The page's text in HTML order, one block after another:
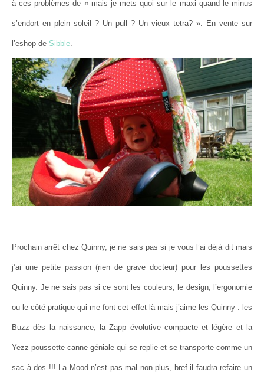
à ces problèmes de « mais je mets quoi sur le maxi quand le minus
s’endort en plein soleil ? Un pull ? Un vieux tetra? ». En vente sur
l’eshop de Sibble.
Prochain arrêt chez Quinny, je ne sais pas si je vous l’ai déjà dit mais
j’ai une petite passion (rien de grave docteur) pour les poussettes
Quinny. Je ne sais pas si ce sont les couleurs, le design, l’ergonomie
ou le côté pratique qui me font cet effet là mais j’aime les Quinny : les
Buzz dès la naissance, la Zapp évolutive compacte et légère et la
Yezz poussette canne géniale qui se replie et se transporte comme un
sac à dos !!! La Mood n’est pas mal non plus, bref il faudra refaire un